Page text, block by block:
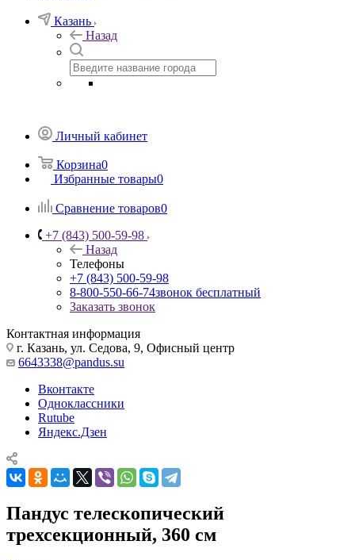
Казань
Назад
Личный кабинет
Корзина0
Избранные товары0
Сравнение товаров0
+7 (843) 500-59-98
Назад
Телефоны
+7 (843) 500-59-98
8-800-550-66-74звонок бесплатный
Заказать звонок
Контактная информация
г. Казань, ул. Седова, 9, Офисный центр
6643338@pandus.su
Вконтакте
Одноклассники
Rutube
Яндекс.Дзен
Пандус телескопический
трехсекционный, 360 см